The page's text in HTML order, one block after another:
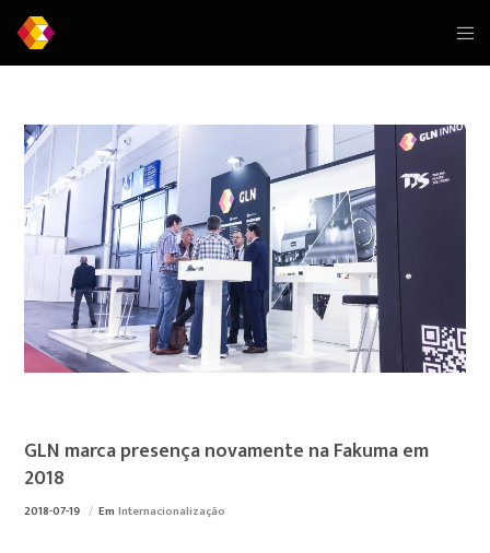
GLN marca presença novamente na Fakuma em
2018
2018-07-19 EmInternacionalização